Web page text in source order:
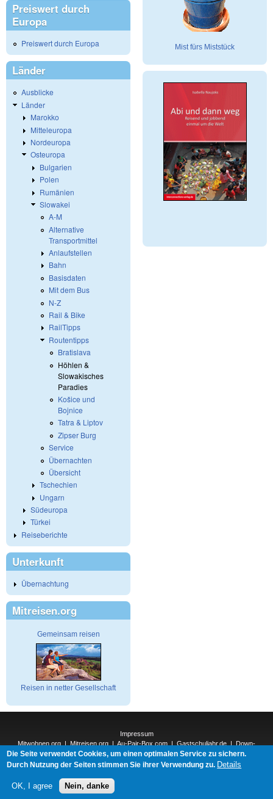
Preiswert durch
Europa
Preiswert durch Europa
Länder
Ausblicke
Länder
Marokko
Mitteleuropa
Nordeuropa
Osteuropa
Bulgarien
Polen
Rumänien
Slowakei
A-M
Alternative
Transportmittel
Anlaufstellen
Bahn
Basisdaten
Mit dem Bus
N-Z
Rail & Bike
RailTipps
Routentipps
Bratislava
Höhlen &
Slowakisches
Paradies
Košice und
Bojnice
Tatra & Liptov
Zipser Burg
Service
Übernachten
Übersicht
Tschechien
Ungarn
Südeuropa
Türkei
Reiseberichte
Unterkunft
Übernachtung
Mitreisen.org
Gemeinsam reisen
Reisen in netter Gesellschaft
Mist fürs Miststück
Impressum
Mitwohnen.org|Mitreisen.org|Au-Pair-Box.com|Gastschuljahr.de|Down-
Under.org |Elderpair.com|
Interconnections-Verlag.de|Natur-und-Umwelt.org|ReiseTops.com|
Die Seite verwendet Cookies, um einen optimalen Service zu sichern.
Durch Nutzung der Seiten stimmen Sie ihrer Verwendung zu. Details
OK, I agree Nein, danke